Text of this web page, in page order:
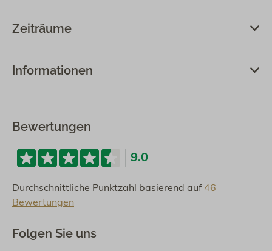
Zeiträume
Informationen
Bewertungen
9.0
Durchschnittliche Punktzahl basierend auf 46
Bewertungen
Folgen Sie uns